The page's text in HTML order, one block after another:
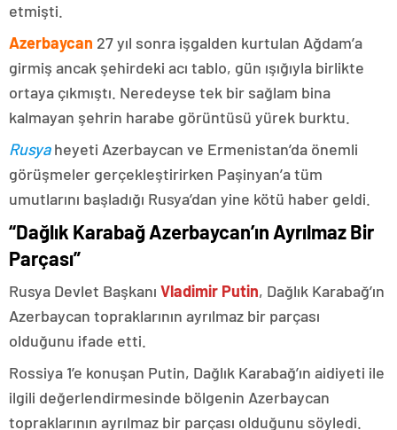
etmişti.
Azerbaycan 27 yıl sonra işgalden kurtulan Ağdam’a
girmiş ancak şehirdeki acı tablo, gün ışığıyla birlikte
ortaya çıkmıştı. Neredeyse tek bir sağlam bina
kalmayan şehrin harabe görüntüsü yürek burktu.
Rusyaheyeti Azerbaycan ve Ermenistan’da önemli
görüşmeler gerçekleştirirken Paşinyan’a tüm
umutlarını başladığı Rusya’dan yine kötü haber geldi.
“Dağlık Karabağ Azerbaycan’ın Ayrılmaz Bir
Parçası”
Rusya Devlet Başkanı Vladimir Putin, Dağlık Karabağ’ın
Azerbaycan topraklarının ayrılmaz bir parçası
olduğunu ifade etti.
Rossiya 1’e konuşan Putin, Dağlık Karabağ’ın aidiyeti ile
ilgili değerlendirmesinde bölgenin Azerbaycan
topraklarının ayrılmaz bir parçası olduğunu söyledi.